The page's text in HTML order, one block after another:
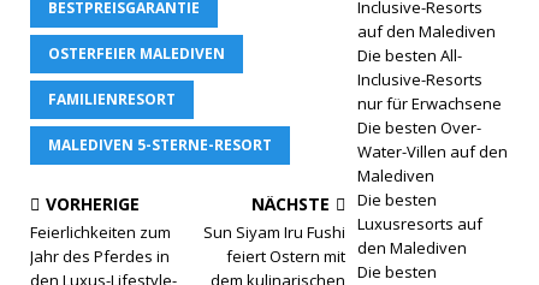
STERNE-
UND
RESORTS
BESTPREISGARANTIE
OSTERFEIER MALEDIVEN
FAMILIENRESORT
MALEDIVEN 5-STERNE-RESORT
VORHERIGE
Feierlichkeiten zum
Jahr des Pferdes in
den Luxus-Lifestyle-
NÄCHSTE
Sun Siyam Iru Fushi
feiert Ostern mit
dem kulinarischen
Inclusive-Resorts
auf den Malediven
Die besten All-
Inclusive-Resorts
nur für Erwachsene
Die besten Over-
Water-Villen auf den
Malediven
Die besten
Luxusresorts auf
den Malediven
Die besten